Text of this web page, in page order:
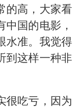
的高，大家看
国的电影，
水准。我觉得
到这样一种非
很吃亏，因为